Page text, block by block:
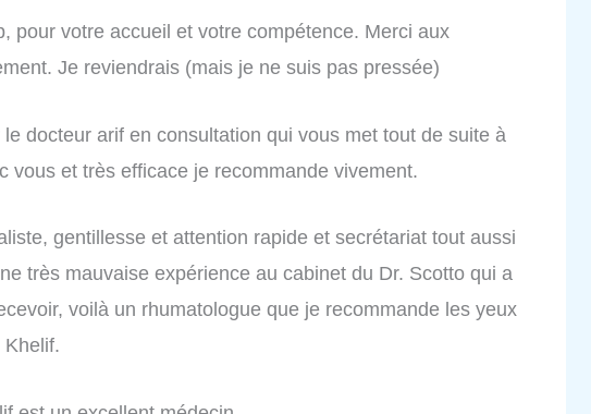
pour votre accueil et votre compétence. Merci aux
Je reviendrais (mais je ne suis pas pressée)
docteur arif en consultation qui vous met tout de suite à
vous et très efficace je recommande vivement.
gentillesse et attention rapide et secrétariat tout aussi
très mauvaise expérience au cabinet du Dr. Scotto qui a
voilà un rhumatologue que je recommande les yeux
Khelif.